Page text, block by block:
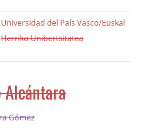
Universidad del País Vasco/Euskal
Herriko Unibertsitatea